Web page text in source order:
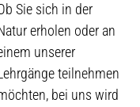
Sie sich in der
erholen oder an
unserer
teilnehmen
bei uns wird